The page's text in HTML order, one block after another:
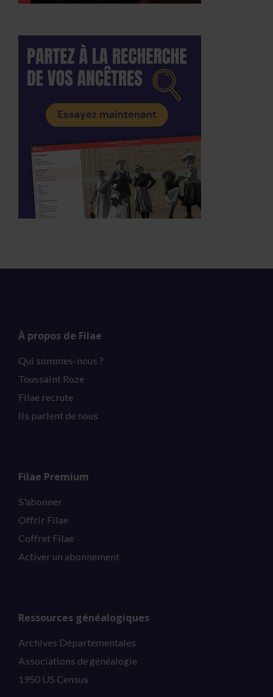
À propos de Filae
Qui sommes-nous ?
Toussaint Roze
Filae recrute
Ils parlent de nous
Filae Premium
S'abonner
Offrir Filae
Coffret Filae
Activer un abonnement
Ressources généalogiques
Archives Départementales
Associations de généalogie
1950 US Census